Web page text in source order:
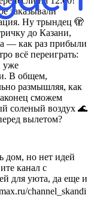
заказывали
Ну трындец 🫣
до Казани,
— как раз прибыли
всё переиграть:
уже
В общем,
размышляя, как
сможем
соленый воздух 🌊
вылетом?
дом, но нет идей
канал с
для уюта, да еще и
channel_skandi